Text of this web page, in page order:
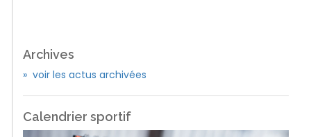
Archives
» voir les actus archivées
Calendrier sportif